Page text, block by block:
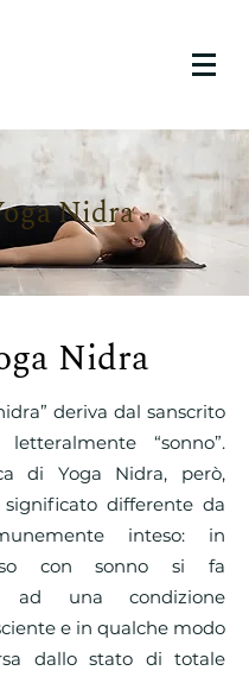
Nidra
Nidra
deriva dal sanscrito
“sonno”.
di Yoga Nidra, però,
differente da
inteso: in
con sonno si fa
ad una condizione
e in qualche modo
dallo stato di totale